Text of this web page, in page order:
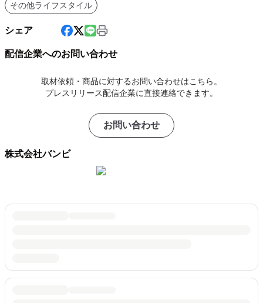
その他ライフスタイル
シェア
配信企業へのお問い合わせ
取材依頼・商品に対するお問い合わせはこちら。
プレスリリース配信企業に直接連絡できます。
お問い合わせ
株式会社バンビ